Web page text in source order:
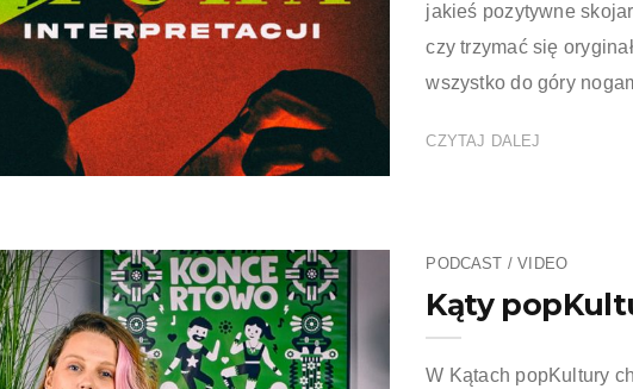
jakieś pozytywne
czy trzymać się
wszystko do góry
CZYTAJ DALEJ
PODCAST / VIDEO
Kąty
W Kątach popKultury